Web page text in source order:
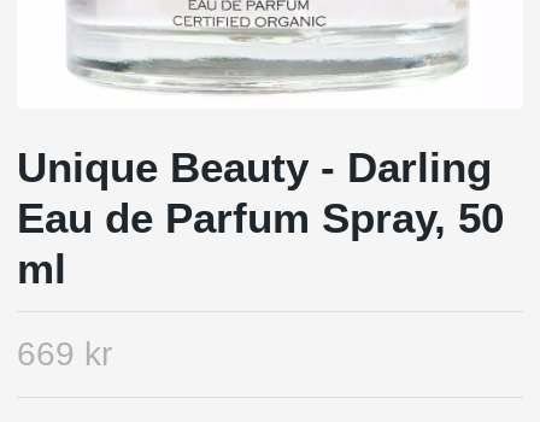
Unique Beauty - Darling
Eau de Parfum Spray, 50
ml
669 kr